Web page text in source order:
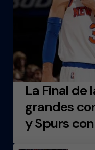
La Final de
grandes
y Spurs